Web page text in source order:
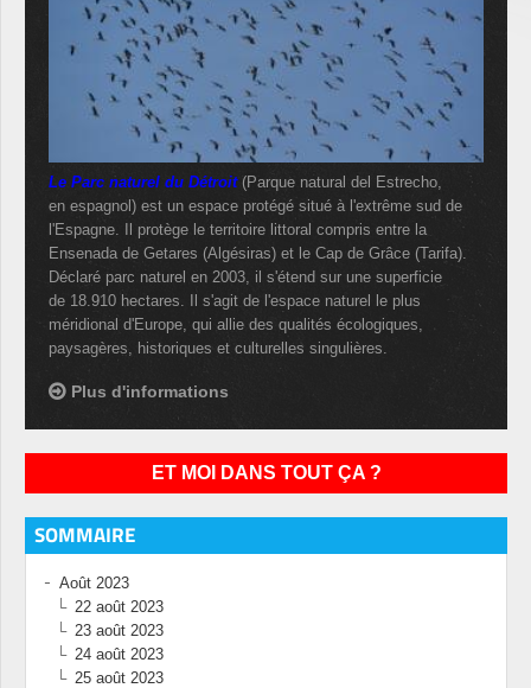
Le Parc naturel du Détroit(Parque natural del Estrecho,
en espagnol) est un espace protégé situé à l'extrême sud de
l'Espagne. Il protège le territoire littoral compris entre la
Ensenada de Getares (Algésiras) et le Cap de Grâce (Tarifa).
Déclaré parc naturel en 2003, il s'étend sur une superficie
de 18.910 hectares. Il s'agit de l'espace naturel le plus
méridional d'Europe, qui allie des qualités écologiques,
paysagères, historiques et culturelles singulières.
Plus d'informations
ET MOI DANS TOUT ÇA ?
SOMMAIRE
Août 2023
22 août 2023
23 août 2023
24 août 2023
25 août 2023